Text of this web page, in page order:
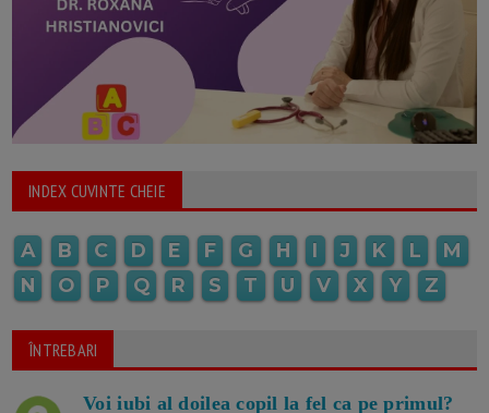
INDEX CUVINTE CHEIE
A B C D E F G H I J K L
M
N
O P Q R S T U V X Y Z
ÎNTREBARI
Voi iubi al doilea copil la fel ca pe primul?